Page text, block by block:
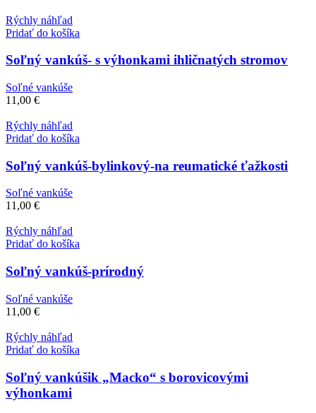
Rýchly náhľad
Pridať do košíka
Soľný vankúš- s výhonkami ihličnatých stromov
Soľné vankúše
11,00 €
Rýchly náhľad
Pridať do košíka
Soľný vankúš-bylinkový-na reumatické ťažkosti
Soľné vankúše
11,00 €
Rýchly náhľad
Pridať do košíka
Soľný vankúš-prírodný
Soľné vankúše
11,00 €
Rýchly náhľad
Pridať do košíka
Soľný vankúšik „Macko“ s borovicovými
výhonkami